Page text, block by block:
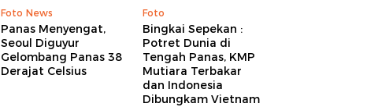
Foto News
Panas Menyengat,
Seoul Diguyur
Gelombang Panas 38
Derajat Celsius
Foto
Bingkai Sepekan :
Potret Dunia di
Tengah Panas, KMP
Mutiara Terbakar
dan Indonesia
Dibungkam Vietnam